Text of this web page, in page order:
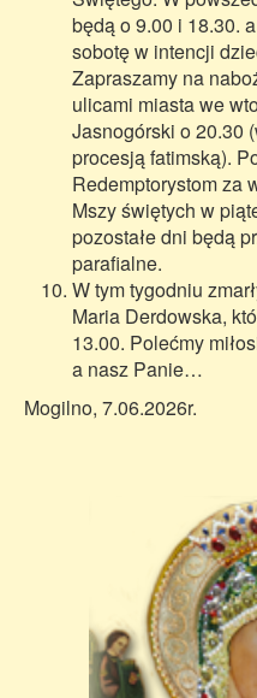
będą o 9.00 i 18.30.
sobotę w intencji
Zapraszamy na
ulicami miasta we
Jasnogórski o 20.30
procesją fatimską).
Redemptorystom za
Mszy świętych w
pozostałe dni będą
parafialne.
W tym tygodniu
Maria Derdowska,
13.00. Polećmy
a nasz Panie…
Mogilno, 7.06.2026r.